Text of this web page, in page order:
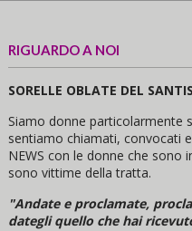
RIGUARDO A NOI
SORELLE OBLATE DEL
Siamo donne particolarmente
sentiamo chiamati, convocati
NEWS con le donne che sono
sono vittime della tratta.
"Andate e proclamate,
dategli quello che hai